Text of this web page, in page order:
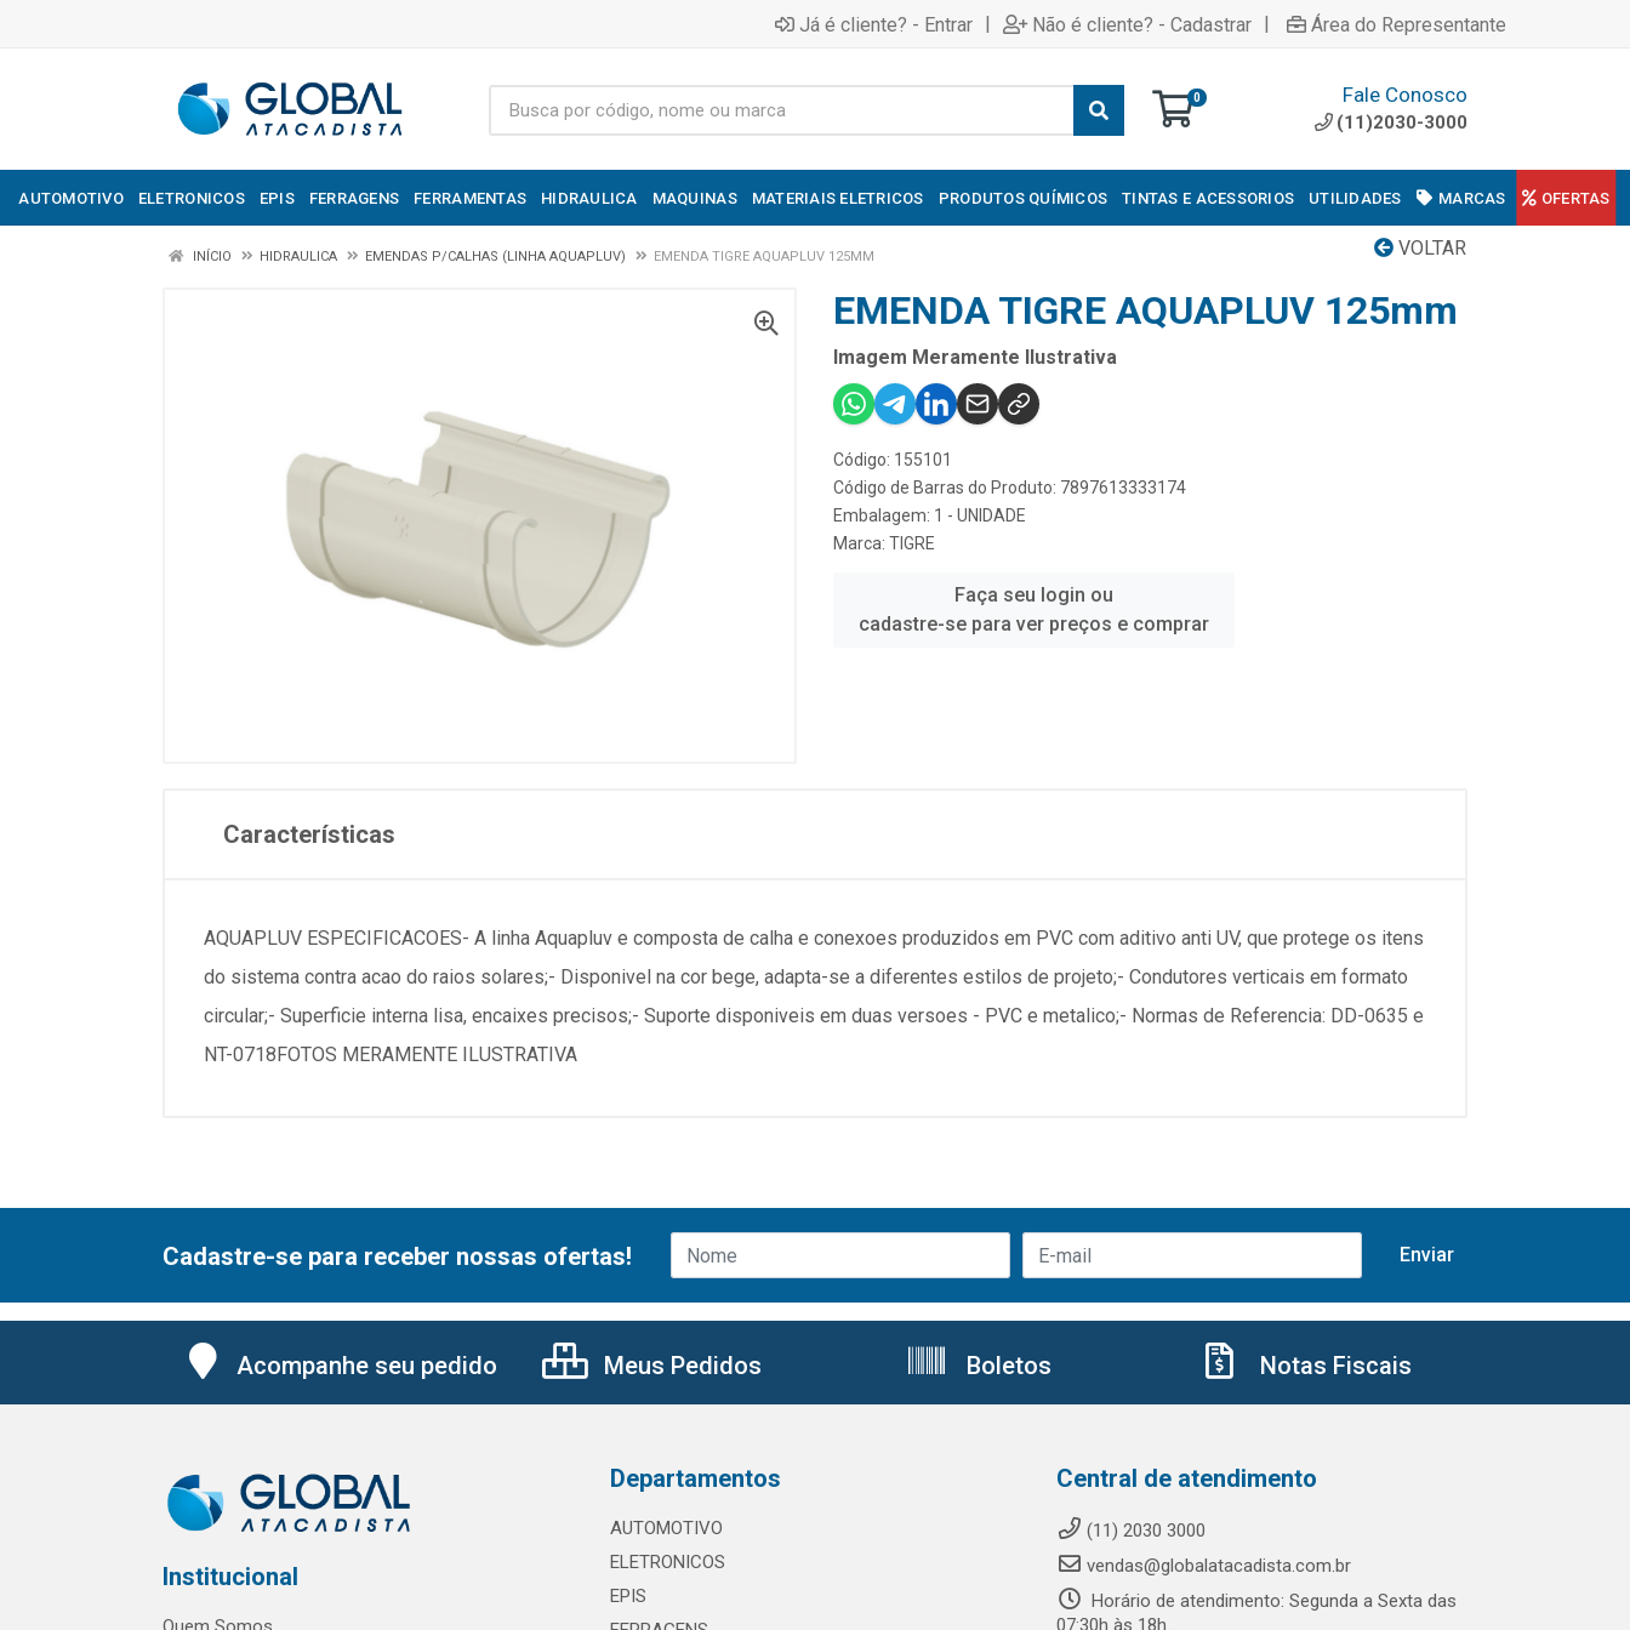
Já é cliente? - Entrar | Não é cliente? - Cadastrar | Área do Representante
0 Fale Conosco
(11)2030-3000
AUTOMOTIVO ELETRONICOS EPIS FERRAGENS FERRAMENTAS HIDRAULICA MAQUINAS MATERIAIS ELETRICOS PRODUTOS QUÍMICOS TINTAS E ACESSORIOS UTILIDADES MARCAS OFERTAS
VOLTAR
INÍCIO HIDRAULICA EMENDAS P/CALHAS (LINHA AQUAPLUV) EMENDA TIGRE AQUAPLUV 125MM
EMENDA TIGRE AQUAPLUV 125mm
Imagem Meramente Ilustrativa
Código: 155101
Código de Barras do Produto: 7897613333174
Embalagem: 1 - UNIDADE
Marca: TIGRE
Faça seu login ou
cadastre-se para ver preços e comprar
Características
AQUAPLUV ESPECIFICACOES- A linha Aquapluv e composta de calha e conexoes produzidos em PVC com aditivo anti UV, que protege os itens
do sistema contra acao do raios solares;- Disponivel na cor bege, adapta-se a diferentes estilos de projeto;- Condutores verticais em formato
circular;- Superficie interna lisa, encaixes precisos;- Suporte disponiveis em duas versoes - PVC e metalico;- Normas de Referencia: DD-0635 e
NT-0718FOTOS MERAMENTE ILUSTRATIVA
Cadastre-se para receber nossas ofertas!
Acompanhe seu pedido Meus Pedidos Boletos Notas Fiscais
Institucional
Departamentos
AUTOMOTIVO
ELETRONICOS
EPIS
Central de atendimento
(11) 2030 3000
vendas@globalatacadista.com.br
Horário de atendimento: Segunda a Sexta das
07:30h às 18h.